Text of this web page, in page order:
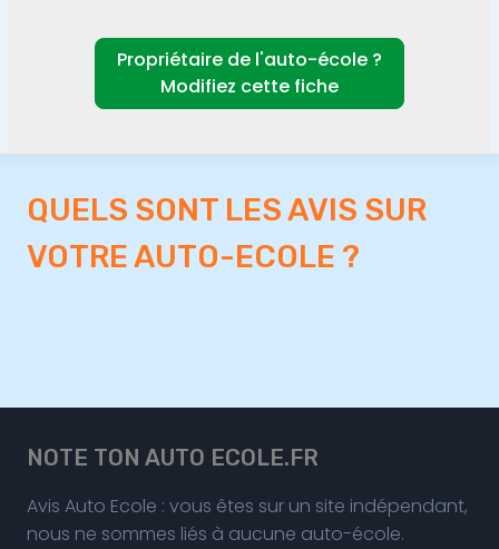
Propriétaire de l'auto-école ?
Modifiez cette fiche
QUELS SONT LES AVIS SUR
VOTRE AUTO-ECOLE ?
NOTE TON AUTO ECOLE.FR
Avis Auto Ecole : vous êtes sur un site indépendant,
nous ne sommes liés à aucune auto-école.